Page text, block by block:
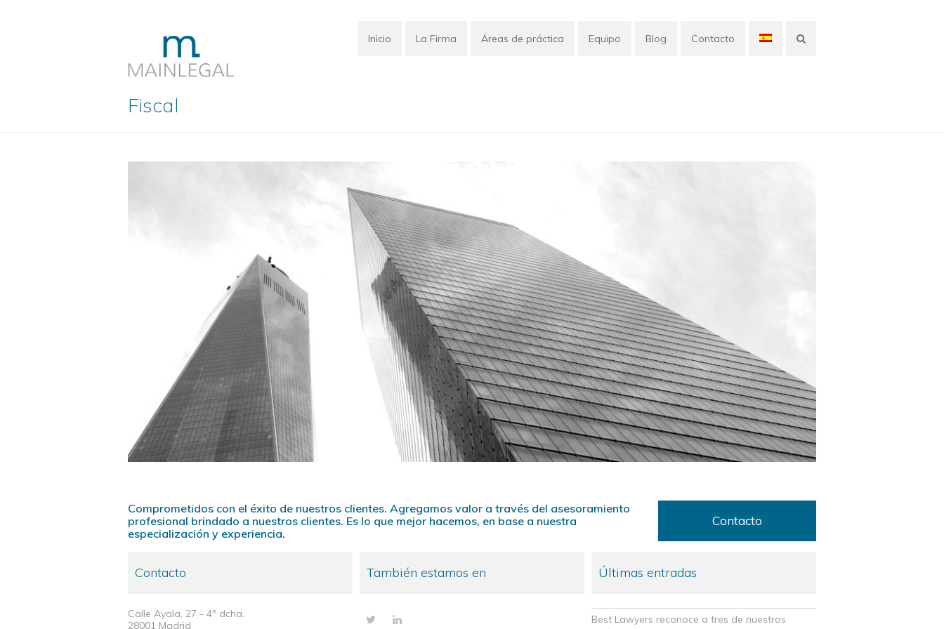
Inicio La Firma Áreas de práctica Equipo Blog Contacto
Fiscal
Comprometidos con el éxito de nuestros clientes. Agregamos valor a través del asesoramiento
profesional brindado a nuestros clientes. Es lo que mejor hacemos, en base a nuestra
especialización y experiencia.
Contacto
Contacto
Calle Ayala, 27 - 4º dcha.
28001 Madrid
También estamos en
TwitterLinkedIn
Últimas entradas
Best Lawyers reconoce a tres de nuestros